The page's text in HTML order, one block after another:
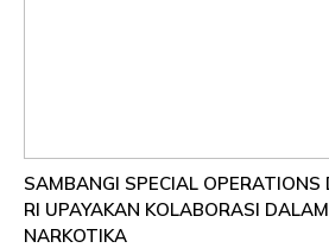
SAMBANGI SPECIAL OPERATIONS
RI UPAYAKAN KOLABORASI
NARKOTIKA